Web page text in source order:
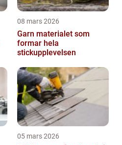
08 mars 2026
Garn materialet som
formar hela
stickupplevelsen
05 mars 2026